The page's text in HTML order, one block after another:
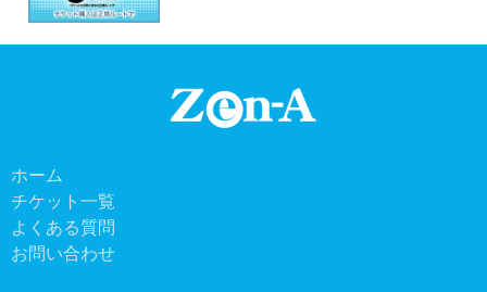
ホーム
チケット一覧
よくある質問
お問い合わせ